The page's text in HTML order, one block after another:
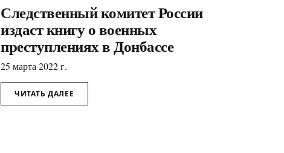
Следственный комитет России
издаст книгу о военных
преступлениях в Донбассе
25 марта 2022 г.
ЧИТАТЬ ДАЛЕЕ